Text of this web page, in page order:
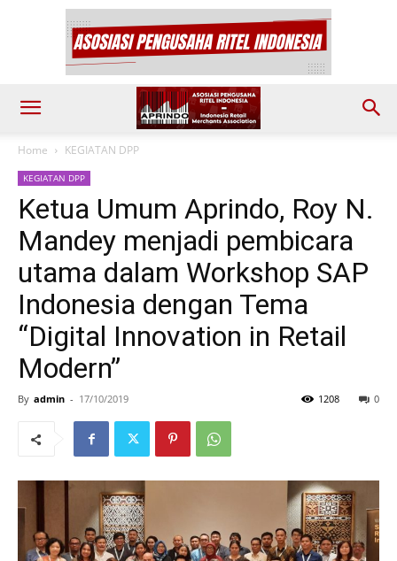
Home KEGIATAN DPP
KEGIATAN DPP
Ketua Umum Aprindo, Roy N.
Mandey menjadi pembicara
utama dalam Workshop SAP
Indonesia dengan Tema
“Digital Innovation in Retail
Modern”
By admin - 17/10/2019 0
1208